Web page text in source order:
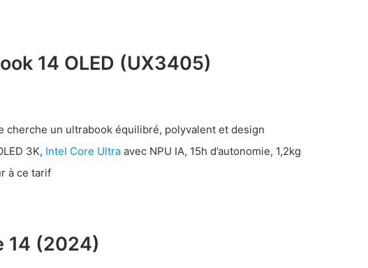
14 OLED (UX3405)
cherche un ultrabook équilibré, polyvalent et design
3K, Intel Core Ultra avec NPU IA, 15h d’autonomie, 1,2kg
à ce tarif
14 (2024)